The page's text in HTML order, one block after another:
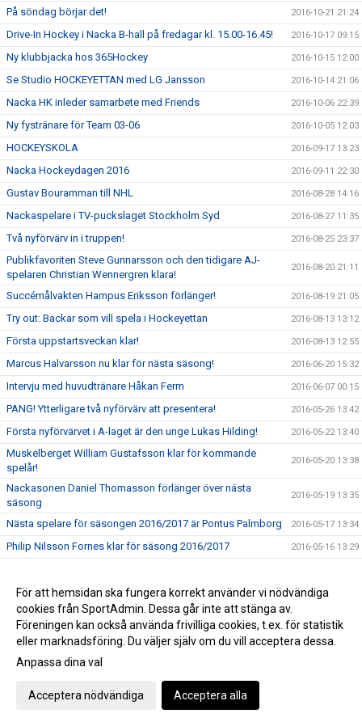
På söndag börjar det! 2016-10-21 21:24
Drive-In Hockey i Nacka B-hall på fredagar kl. 15.00-16.45! 2016-10-17 09:15
Ny klubbjacka hos 365Hockey 2016-10-15 12:00
Se Studio HOCKEYETTAN med LG Jansson 2016-10-14 21:06
Nacka HK inleder samarbete med Friends 2016-10-06 22:39
Ny fystränare för Team 03-06 2016-10-05 12:03
HOCKEYSKOLA 2016-09-17 13:23
Nacka Hockeydagen 2016 2016-09-11 22:30
Gustav Bouramman till NHL 2016-08-28 14:16
Nackaspelare i TV-puckslaget Stockholm Syd 2016-08-27 11:35
Två nyförvärv in i truppen! 2016-08-25 23:37
Publikfavoriten Steve Gunnarsson och den tidigare AJ-
spelaren Christian Wennergren klara!
2016-08-20 21:11
Succémålvakten Hampus Eriksson förlänger! 2016-08-19 21:05
Try out: Backar som vill spela i Hockeyettan 2016-08-13 13:12
Första uppstartsveckan klar! 2016-08-13 12:55
Marcus Halvarsson nu klar för nästa säsong! 2016-06-20 15:32
Intervju med huvudtränare Håkan Ferm 2016-06-07 00:15
PANG! Ytterligare två nyförvärv att presentera! 2016-05-26 13:42
Första nyförvärvet i A-laget är den unge Lukas Hilding! 2016-05-22 13:40
Muskelberget William Gustafsson klar för kommande
spelår!
2016-05-20 13:38
Nackasonen Daniel Thomasson förlänger över nästa
säsong
2016-05-19 13:35
Nästa spelare för säsongen 2016/2017 är Pontus Palmborg 2016-05-17 13:34
Philip Nilsson Fornes klar för säsong 2016/2017 2016-05-16 13:29
Resumé av klubbens säsong 2015/16 2016-05-05 00:38
Ett stort tack och summering av säsongen 2015/2016 2016-04-01 22:02
Gå till Webbversion
För att hemsidan ska fungera korrekt använder vi nödvändiga
cookies från SportAdmin. Dessa går inte att stänga av.
Föreningen kan också använda frivilliga cookies, t.ex. för statistik
eller marknadsföring. Du väljer själv om du vill acceptera dessa.
Anpassa dina val
Acceptera nödvändiga Acceptera alla